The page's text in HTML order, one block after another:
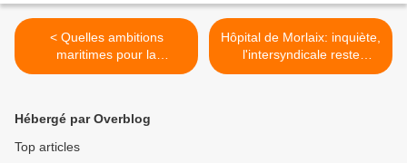
< Quelles ambitions
maritimes pour la
Bretagne? Rencontre-débat
jeudi 19 novembre à 20h
Hôpital de Morlaix: inquiète,
l'intersyndicale reste
mobilisée (Ouest-France) >
Hébergé par Overblog
Top articles